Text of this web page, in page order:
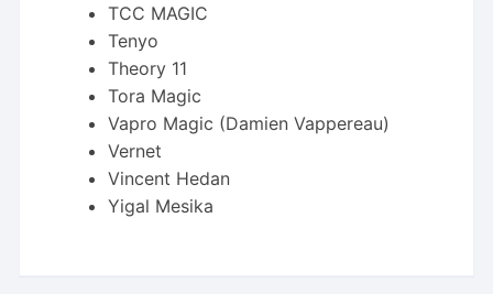
TCC MAGIC
Tenyo
Theory 11
Tora Magic
Vapro Magic (Damien Vappereau)
Vernet
Vincent Hedan
Yigal Mesika